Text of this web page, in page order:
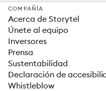
COMPAÑÍA
Acerca de Storytel
Únete al equipo
Inversores
Prensa
Sustentabilidad
Declaración de
Whistleblow